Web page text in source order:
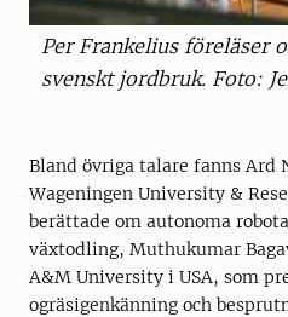
Per Frankelius föreläser
svenskt jordbruk. Foto:
Bland övriga talare fanns Ard
Wageningen University &
berättade om autonoma
växtodling, Muthukumar
A&M University i USA, som
ogräsigenkänning och